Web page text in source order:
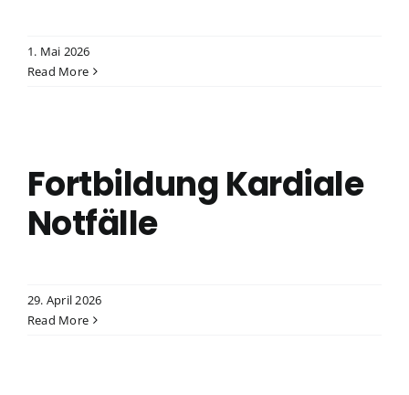
1. Mai 2026
Read More
Fortbildung Kardiale
Notfälle
29. April 2026
Read More